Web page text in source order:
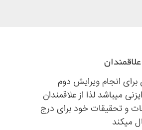
برای انجام ویرایش دوم
میباشد لذا از علاقمندان
و تحقیقات خود برای درج
میکند